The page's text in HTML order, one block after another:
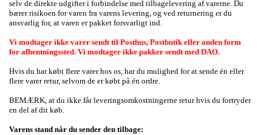
selv de direkte udgifter i forbindelse med tilbagelevering af varerne. Du
bærer risikoen for varen fra varens levering, og ved returnering er du
ansvarlig for, at varen er pakket forsvarligt ind.
Vi modtager ikke varer sendt til Posthus, Postbutik eller anden form
for afhentningssted. Vi modtager ikke pakker sendt med DAO.
Hvis du har købt flere varer hos os, har du mulighed for at sende én eller
flere varer retur, selvom de er købt på én ordre.
BEMÆRK, at du ikke får leveringsomkostningerne retur hvis du fortryder
en del af dit køb.
Varens stand når du sender den tilbage: